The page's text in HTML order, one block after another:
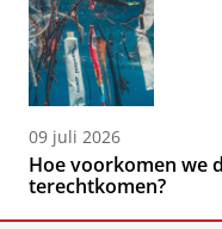
09 juli 2026
Hoe voorkomen we
terechtkomen?